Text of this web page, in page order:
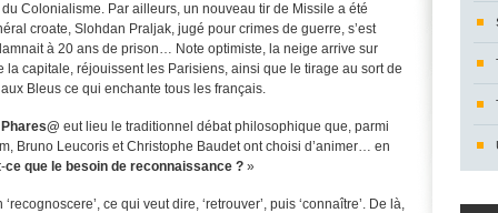
Colonialisme. Par ailleurs, un nouveau tir de Missile a été
croate, Slohdan Praljak, jugé pour crimes de guerre, s’est
à 20 ans de prison… Note optimiste, la neige arrive sur
la capitale, réjouissent les Parisiens, ainsi que le tirage au sort de
Bleus ce qui enchante tous les français.
Phares@ eut lieu le traditionnel débat philosophique que, parmi
Bruno Leucoris et Christophe Baudet ont choisi d’animer… en
-ce que le besoin de reconnaissance ? »
ce qui veut dire, ‘retrouver’, puis ‘connaître’. De là,